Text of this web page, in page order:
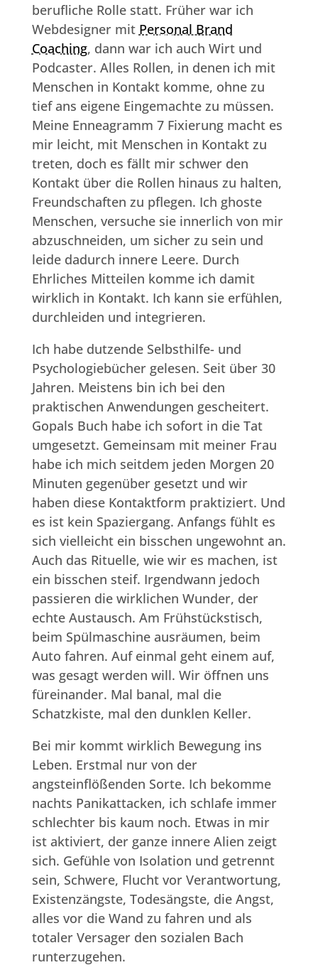
berufliche Rolle statt. Früher war ich
Webdesigner mit Personal Brand
Coaching, dann war ich auch Wirt und
Podcaster. Alles Rollen, in denen ich mit
Menschen in Kontakt komme, ohne zu
tief ans eigene Eingemachte zu müssen.
Meine Enneagramm 7 Fixierung macht es
mir leicht, mit Menschen in Kontakt zu
treten, doch es fällt mir schwer den
Kontakt über die Rollen hinaus zu halten,
Freundschaften zu pflegen. Ich ghoste
Menschen, versuche sie innerlich von mir
abzuschneiden, um sicher zu sein und
leide dadurch innere Leere. Durch
Ehrliches Mitteilen komme ich damit
wirklich in Kontakt. Ich kann sie erfühlen,
durchleiden und integrieren.
Ich habe dutzende Selbsthilfe- und
Psychologiebücher gelesen. Seit über 30
Jahren. Meistens bin ich bei den
praktischen Anwendungen gescheitert.
Gopals Buch habe ich sofort in die Tat
umgesetzt. Gemeinsam mit meiner Frau
habe ich mich seitdem jeden Morgen 20
Minuten gegenüber gesetzt und wir
haben diese Kontaktform praktiziert. Und
es ist kein Spaziergang. Anfangs fühlt es
sich vielleicht ein bisschen ungewohnt an.
Auch das Rituelle, wie wir es machen, ist
ein bisschen steif. Irgendwann jedoch
passieren die wirklichen Wunder, der
echte Austausch. Am Frühstückstisch,
beim Spülmaschine ausräumen, beim
Auto fahren. Auf einmal geht einem auf,
was gesagt werden will. Wir öffnen uns
füreinander. Mal banal, mal die
Schatzkiste, mal den dunklen Keller.
Bei mir kommt wirklich Bewegung ins
Leben. Erstmal nur von der
angsteinflößenden Sorte. Ich bekomme
nachts Panikattacken, ich schlafe immer
schlechter bis kaum noch. Etwas in mir
ist aktiviert, der ganze innere Alien zeigt
sich. Gefühle von Isolation und getrennt
sein, Schwere, Flucht vor Verantwortung,
Existenzängste, Todesängste, die Angst,
alles vor die Wand zu fahren und als
totaler Versager den sozialen Bach
runterzugehen.